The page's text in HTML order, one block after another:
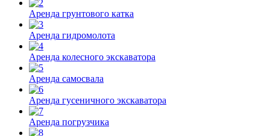
Аренда грунтового катка
Аренда гидромолота
Аренда колесного экскаватора
Аренда самосвала
Аренда гусеничного экскаватора
Аренда погрузчика